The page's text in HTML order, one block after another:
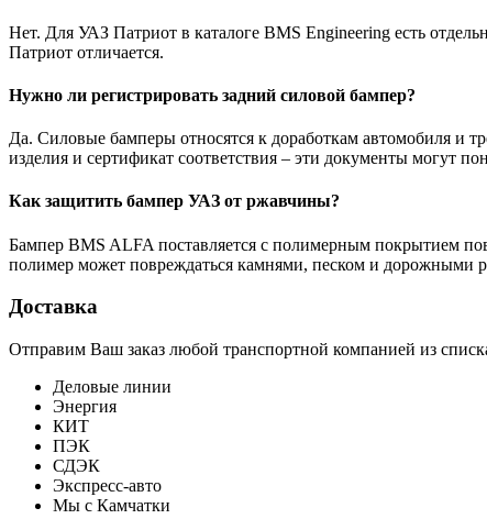
Нет. Для УАЗ Патриот в каталоге BMS Engineering есть
Патриот отличается.
Нужно ли регистрировать задний силовой бампер?
Да. Силовые бамперы относятся к доработкам автомобиля и
изделия и сертификат соответствия – эти документы могут
Как защитить бампер УАЗ от ржавчины?
Бампер BMS ALFA поставляется с полимерным покрытием
полимер может повреждаться камнями, песком и дорожными
Доставка
Отправим Ваш заказ любой транспортной компанией из
Деловые линии
Энергия
КИТ
ПЭК
СДЭК
Экспресс-авто
Мы с Камчатки